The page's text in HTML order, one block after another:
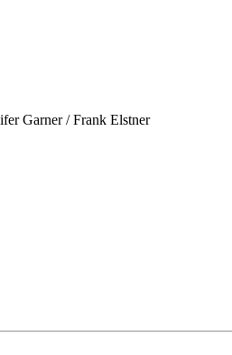
Garner / Frank Elstner